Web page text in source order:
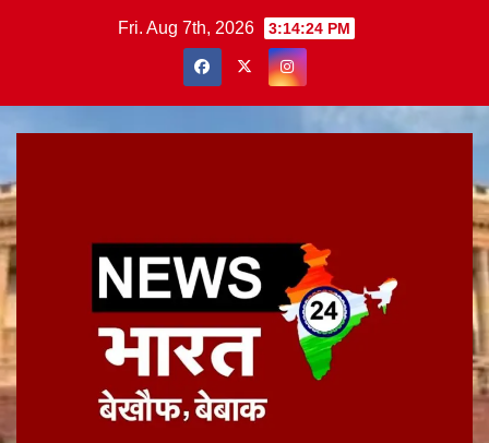
Fri. Aug 7th, 2026 3:14:25 PM